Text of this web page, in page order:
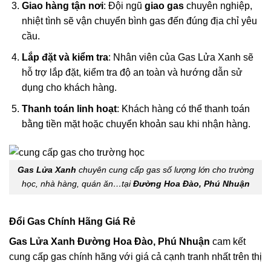
Giao hàng tận nơi: Đội ngũ giao gaschuyên nghiệp,
nhiệt tình sẽ vận chuyển bình gas đến đúng địa chỉ yêu
cầu.
Lắp đặt và kiểm tra: Nhân viên của Gas Lửa Xanh sẽ
hỗ trợ lắp đặt, kiểm tra độ an toàn và hướng dẫn sử
dụng cho khách hàng.
Thanh toán linh hoạt: Khách hàng có thể thanh toán
bằng tiền mặt hoặc chuyển khoản sau khi nhận hàng.
Gas Lửa Xanh chuyên cung cấp gas số lượng lớn cho trường
học, nhà hàng, quán ăn…tạiĐường Hoa Đào, Phú Nhuận
Đổi Gas Chính Hãng Giá Rẻ
Gas Lửa Xanh Đường Hoa Đào, Phú Nhuận cam kết
cung cấp gas chính hãng với giá cả cạnh tranh nhất trên thị